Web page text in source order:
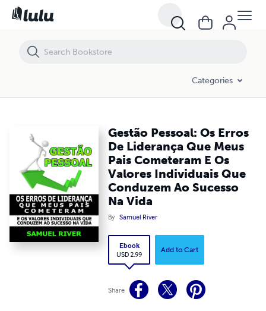
Categories
Gestão Pessoal: Os Erros
De Liderança Que Meus
Pais Cometeram E Os
Valores Individuais Que
Conduzem Ao Sucesso
Na Vida
By Samuel River
Ebook
USD 2.99
Add to Cart
Share
Gestão Pessoal: Os Erros De Liderança Que Meus Pais Cometeram